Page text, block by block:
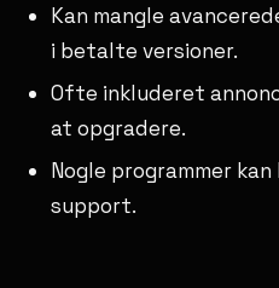
Kan mangle
i betalte versioner.
Ofte inkluderet
at opgradere.
Nogle programmer
support.